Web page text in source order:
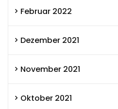
Februar 2022
Dezember 2021
November 2021
Oktober 2021